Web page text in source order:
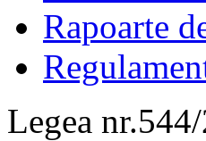
Rapoarte
Legea